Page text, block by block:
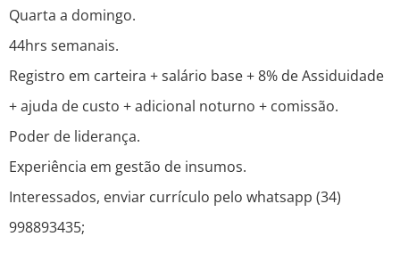
Quarta a domingo.
44hrs semanais.
Registro em carteira + salário base + 8% de Assiduidade
+ ajuda de custo + adicional noturno + comissão.
Poder de liderança.
Experiência em gestão de insumos.
Interessados, enviar currículo pelo whatsapp (34)
998893435;